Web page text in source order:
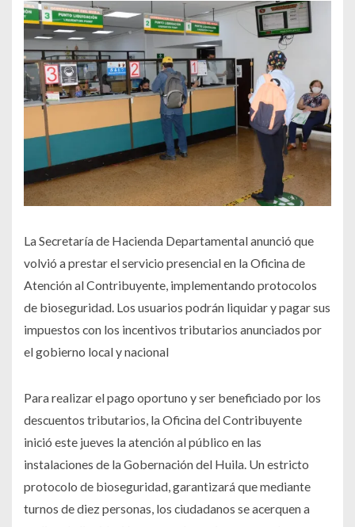
La Secretaría de Hacienda Departamental anunció que
volvió a prestar el servicio presencial en la Oficina de
Atención al Contribuyente, implementando protocolos
de bioseguridad. Los usuarios podrán liquidar y pagar sus
impuestos con los incentivos tributarios anunciados por
el gobierno local y nacional
Para realizar el pago oportuno y ser beneficiado por los
descuentos tributarios, la Oficina del Contribuyente
inició este jueves la atención al público en las
instalaciones de la Gobernación del Huila. Un estricto
protocolo de bioseguridad, garantizará que mediante
turnos de diez personas, los ciudadanos se acerquen a